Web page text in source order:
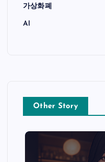
가상화폐
AI
Other Story